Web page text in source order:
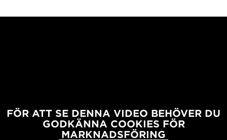
FÖR ATT SE DENNA VIDEO BEHÖVER DU
GODKÄNNA COOKIES FÖR
MARKNADSFÖRING